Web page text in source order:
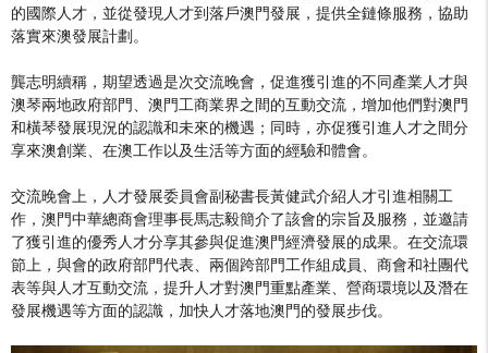
的國際人才，並從發現人才到落戶澳門發展，提供全鏈條服務，協助
落實來澳發展計劃。
龔志明續稱，期望透過是次交流晚會，促進獲引進的不同產業人才與
澳琴兩地政府部門、澳門工商業界之間的互動交流，增加他們對澳門
和橫琴發展現況的認識和未來的機遇；同時，亦促獲引進人才之間分
享來澳創業、在澳工作以及生活等方面的經驗和體會。
交流晚會上，人才發展委員會副秘書長黃健武介紹人才引進相關工
作，澳門中華總商會理事長馬志毅簡介了該會的宗旨及服務，並邀請
了獲引進的優秀人才分享其參與促進澳門經濟發展的成果。在交流環
節上，與會的政府部門代表、兩個跨部門工作組成員、商會和社團代
表等與人才互動交流，提升人才對澳門重點產業、營商環境以及潛在
發展機遇等方面的認識，加快人才落地澳門的發展步伐。